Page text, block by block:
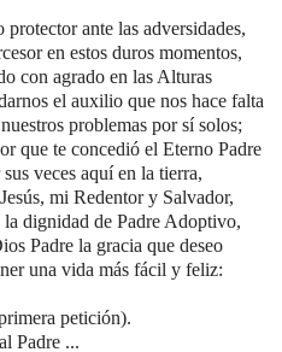
ante las adversidades,
en estos duros momentos,
con agrado en las Alturas
el auxilio que nos hace falta
problemas por sí solos;
que te concedió el Eterno Padre
veces aquí en la tierra,
mi Redentor y Salvador,
dignidad de Padre Adoptivo,
Padre la gracia que deseo
una vida más fácil y feliz:
petición).
Padre ...